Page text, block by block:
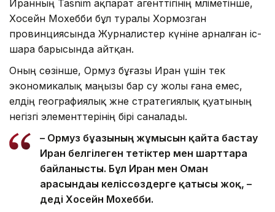
Иранның Tasnim ақпарат агенттігінің мәліметінше,
Хосейн Мохебби бұл туралы Хормозган
провинциясында Журналистер күніне арналған іс-
шара барысында айтқан.
Оның сөзінше, Ормуз бұғазы Иран үшін тек
экономикалық маңызы бар су жолы ғана емес,
елдің географиялық және стратегиялық қуатының
негізгі элементтерінің бірі саналады.
– Ормуз бұғазының жұмысын қайта бастау
Иран белгілеген тетіктер мен шарттарға
байланысты. Бұл Иран мен Оман
арасындағы келіссөздерге қатысы жоқ, –
деді Хосейн Мохебби.